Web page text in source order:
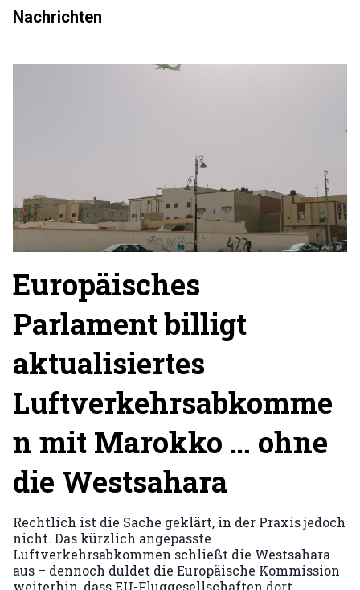
Nachrichten
Europäisches
Parlament billigt
aktualisiertes
Luftverkehrsabkomme
n mit Marokko … ohne
die Westsahara
Rechtlich ist die Sache geklärt, in der Praxis jedoch
nicht. Das kürzlich angepasste
Luftverkehrsabkommen schließt die Westsahara
aus – dennoch duldet die Europäische Kommission
weiterhin, dass EU-Fluggesellschaften dort